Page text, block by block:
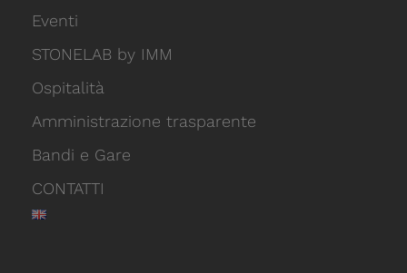
Eventi
STONELAB by IMM
Ospitalità
Amministrazione trasparente
Bandi e Gare
CONTATTI